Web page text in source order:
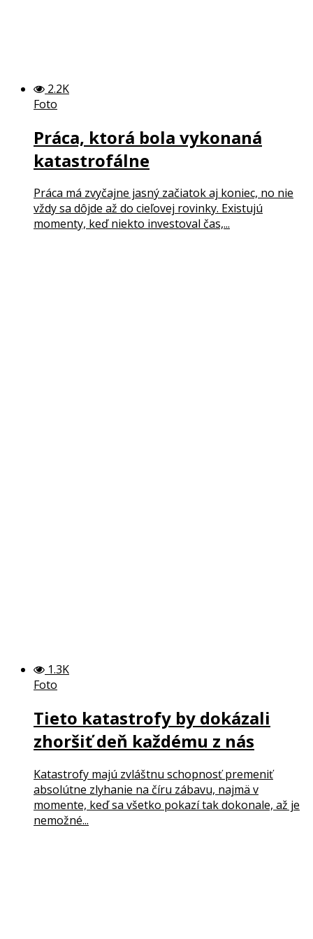
2.2K
Foto
Práca, ktorá bola vykonaná
katastrofálne
Práca má zvyčajne jasný začiatok aj koniec, no nie
vždy sa dôjde až do cieľovej rovinky. Existujú
momenty, keď niekto investoval čas,...
1.3K
Foto
Tieto katastrofy by dokázali
zhoršiť deň každému z nás
Katastrofy majú zvláštnu schopnosť premeniť
absolútne zlyhanie na číru zábavu, najmä v
momente, keď sa všetko pokazí tak dokonale, až je
nemožné...